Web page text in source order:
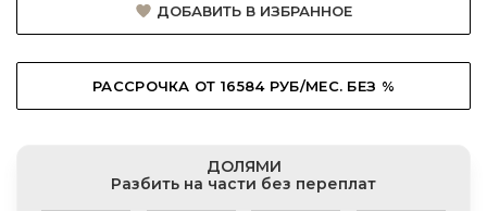
ДОБАВИТЬ В ИЗБРАННОЕ
РАССРОЧКА ОТ 16584 РУБ/МЕС. БЕЗ %
ДОЛЯМИ
Разбить на части без переплат